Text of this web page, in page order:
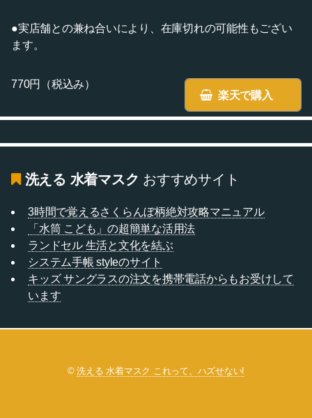
●実店舗との兼ね合いにより、在庫切れの可能性もござい
ます。
楽天で購入
770円（税込み）
洗える 水着マスク おすすめサイト
3時間で覚えるさくらんぼ柄絶対攻略マニュアル
「水筒 こども」の超簡単な活用法
ランドセル 生活と文化を結ぶ
システム手帳 styleのサイト
キッズ サングラスの注文を携帯電話からもお受けして
います
©洗える 水着マスク これって、ハズせない!